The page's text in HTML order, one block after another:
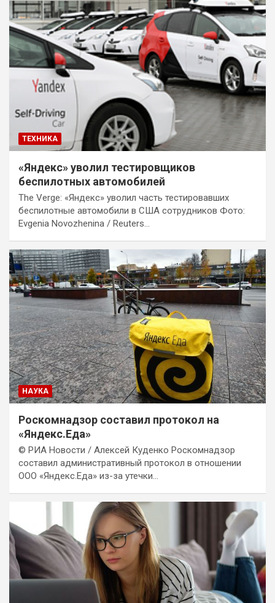
ТЕХНИКА
«Яндекс» уволил тестировщиков
беспилотных автомобилей
The Verge: «Яндекс» уволил часть тестировавших
беспилотные автомобили в США сотрудников Фото:
Evgenia Novozhenina / Reuters…
НАУКА
Роскомнадзор составил протокол на
«Яндекс.Еда»
© РИА Новости / Алексей Куденко Роскомнадзор
составил административный протокол в отношении
ООО «Яндекс.Еда» из-за утечки…